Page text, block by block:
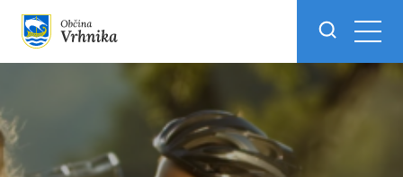
Skoči do osrednje vsebine